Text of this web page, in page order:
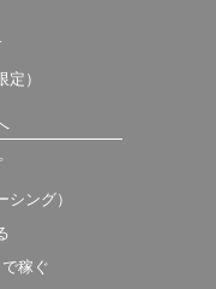
）
ング）
稼ぐ